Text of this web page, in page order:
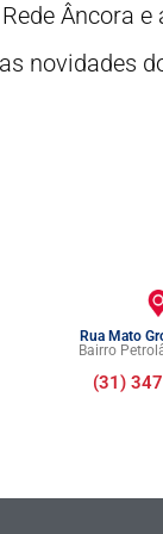
Âncora
novidades
Rua Mato
Bairro
(31)